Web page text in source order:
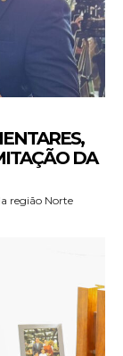
DA
região Norte